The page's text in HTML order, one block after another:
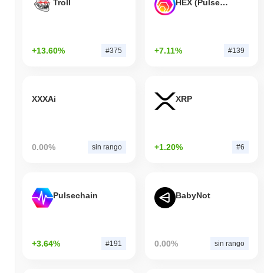
Troll
+13.60% #375
HEX (Pulsechain)
+7.11% #139
XXXAi
0.00% sin rango
XRP
+1.20% #6
Pulsechain
+3.64% #191
BabyNot
0.00% sin rango